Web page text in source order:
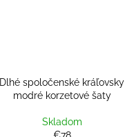
Dlhé spoločenské kráľovsky
modré korzetové šaty
Skladom